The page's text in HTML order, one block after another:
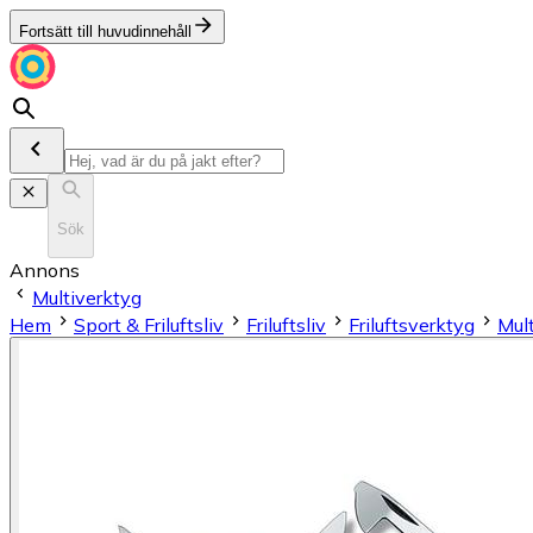
Fortsätt till huvudinnehåll
Sök
Annons
Multiverktyg
Hem
Sport & Friluftsliv Friluftsliv Friluftsverktyg